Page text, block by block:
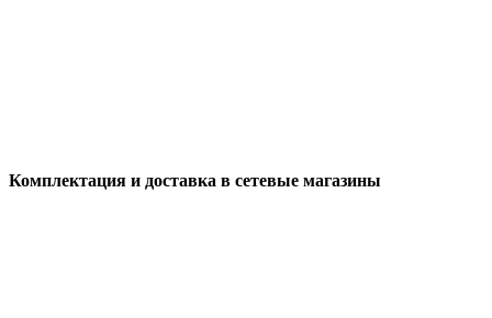
Комплектация и доставка в сетевые магазины